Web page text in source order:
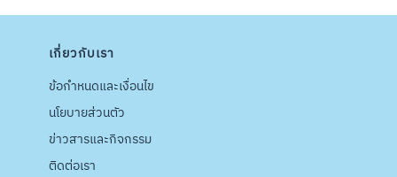
เกี่ยวกับเรา
ข้อกำหนดและเงื่อนไข
นโยบายส่วนตัว
ข่าวสารและกิจกรรม
ติดต่อเรา